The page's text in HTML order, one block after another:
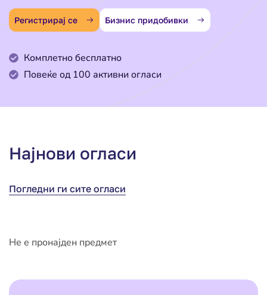
Регистрирај се Бизнис придобивки
Комплетно бесплатно
Повеќе од 100 активни огласи
Најнови огласи
Погледни ги сите огласи
Не е пронајден предмет